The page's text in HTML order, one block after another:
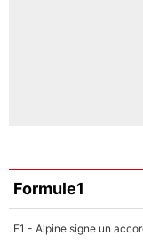
Formule1